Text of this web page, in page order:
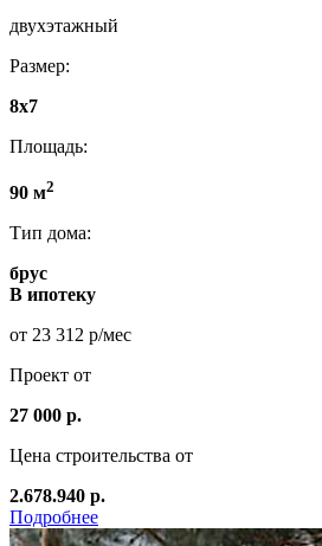
двухэтажный
Размер:
8x7
Площадь:
90 м2
Тип дома:
брус
В ипотеку
от 23 312 р/мес
Проект от
27 000 р.
Цена строительства от
2.678.940 р.
Подробнее